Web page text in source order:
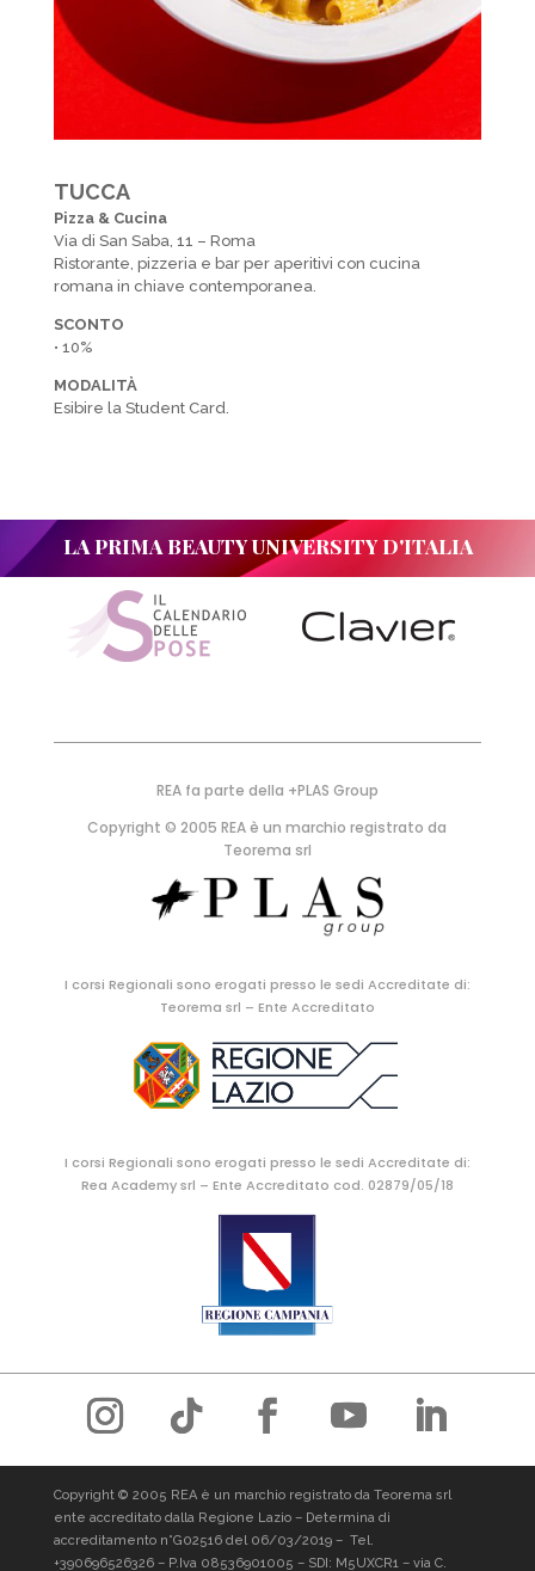
TUCCA
Pizza & Cucina
Via di San Saba, 11 – Roma
Ristorante, pizzeria e bar per aperitivi con cucina
romana in chiave contemporanea.
SCONTO
• 10%
MODALITÀ
Esibire la Student Card.
LA PRIMA BEAUTY UNIVERSITY D'ITALIA
REA fa parte della +PLAS Group
Copyright © 2005 REA è un marchio registrato da
Teorema srl
I corsi Regionali sono erogati presso le sedi Accreditate di:
Teorema srl – Ente Accreditato
I corsi Regionali sono erogati presso le sedi Accreditate di:
Rea Academy srl – Ente Accreditato cod. 02879/05/18
Copyright © 2005 REA è un marchio registrato da Teorema srl
ente accreditato dalla Regione Lazio – Determina di
accreditamento n°G02516 del 06/03/2019 – Tel.
+390696526326– P.Iva 08536901005 – SDI: M5UXCR1 – via C.